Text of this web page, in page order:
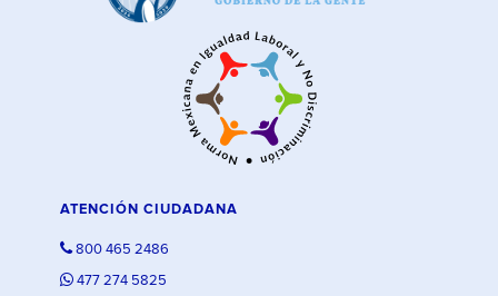
ATENCIÓN CIUDADANA
800 465 2486
477 274 5825